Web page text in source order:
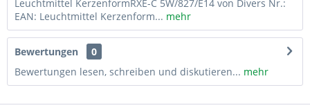
Leuchtmittel KerzenformRXE-C 5W/827/E14 von Divers Nr.:
EAN: Leuchtmittel Kerzenform... mehr
Bewertungen
0
Bewertungen lesen, schreiben und diskutieren... mehr